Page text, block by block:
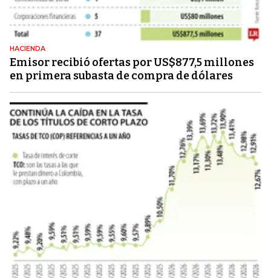
HACIENDA
Emisor recibió ofertas por US$877,5 millones
en primera subasta de compra de dólares